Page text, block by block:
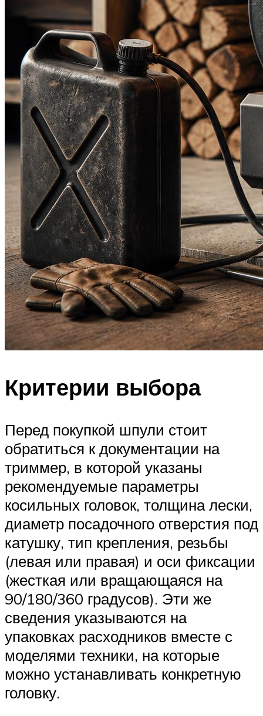
Критерии выбора
Перед покупкой шпули стоит
обратиться к документации на
триммер, в которой указаны
рекомендуемые параметры
косильных головок, толщина лески,
диаметр посадочного отверстия под
катушку, тип крепления, резьбы
(левая или правая) и оси фиксации
(жесткая или вращающаяся на
90/180/360 градусов). Эти же
сведения указываются на
упаковках расходников вместе с
моделями техники, на которые
можно устанавливать конкретную
головку.